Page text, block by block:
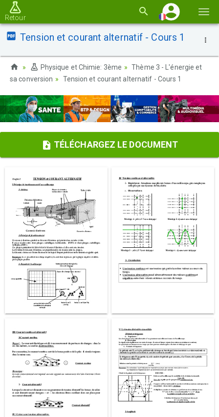
la
Retour
Tension et courant alternatif - Cours 1
Physique et Chimie: 3ème
Thème 3 - L'énergie et
sa conversion
Tension et courant alternatif - Cours 1
TÉLÉCHARGEZ LE DOCUMENT